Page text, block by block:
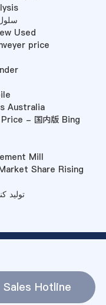
Used
price
Australia
- 国内版 Bing
Mill
Share Rising
تولید
Sales Hotline